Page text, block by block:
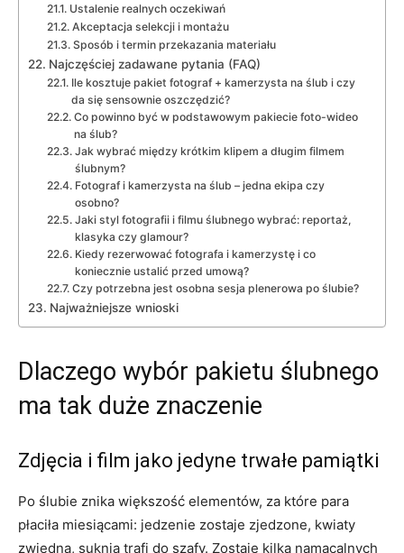
Ustalenie realnych oczekiwań
Akceptacja selekcji i montażu
Sposób i termin przekazania materiału
Najczęściej zadawane pytania (FAQ)
Ile kosztuje pakiet fotograf + kamerzysta na ślub i czy
da się sensownie oszczędzić?
Co powinno być w podstawowym pakiecie foto-wideo
na ślub?
Jak wybrać między krótkim klipem a długim filmem
ślubnym?
Fotograf i kamerzysta na ślub – jedna ekipa czy
osobno?
Jaki styl fotografii i filmu ślubnego wybrać: reportaż,
klasyka czy glamour?
Kiedy rezerwować fotografa i kamerzystę i co
koniecznie ustalić przed umową?
Czy potrzebna jest osobna sesja plenerowa po ślubie?
Najważniejsze wnioski
Dlaczego wybór pakietu ślubnego
ma tak duże znaczenie
Zdjęcia i film jako jedyne trwałe pamiątki
Po ślubie znika większość elementów, za które para
płaciła miesiącami: jedzenie zostaje zjedzone, kwiaty
zwiędną, suknia trafi do szafy. Zostaje kilka namacalnych